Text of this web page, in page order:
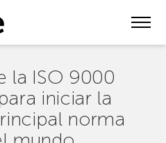
la ISO 9000
iniciar la
norma